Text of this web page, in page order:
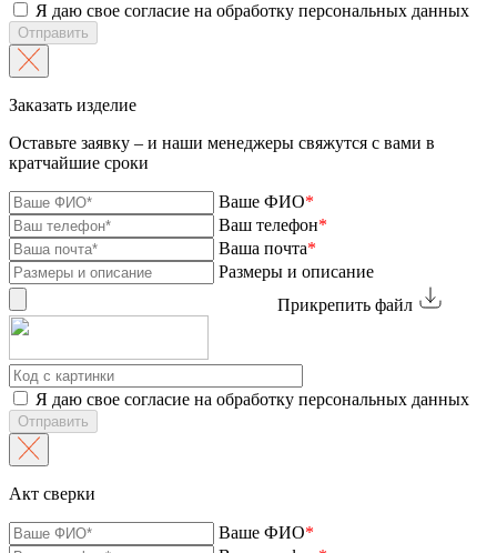
Я даю свое согласие на обработку персональных данных
Отправить
Заказать изделие
Оставьте заявку – и наши менеджеры свяжутся с вами в
кратчайшие сроки
Ваше ФИО*
Ваш телефон*
Ваша почта*
Размеры и описание
Прикрепить файл
Я даю свое согласие на обработку персональных данных
Отправить
Акт сверки
Ваше ФИО*